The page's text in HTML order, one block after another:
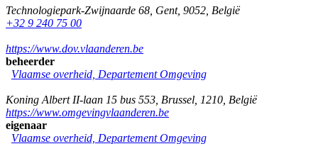
Technologiepark-Zwijnaarde 68 Gent, 9052 België
+32 9 240 75 00
https://www.dov.vlaanderen.be
beheerder
Vlaamse overheid, Departement Omgeving
Koning Albert II-laan 15 bus 553 Brussel 1210 België
https://www.omgevingvlaanderen.be
eigenaar
Vlaamse overheid, Departement Omgeving